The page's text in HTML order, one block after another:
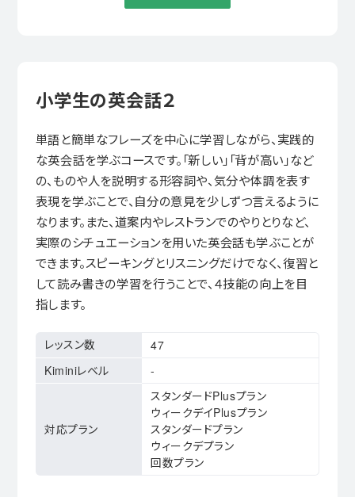
小学生の英会話２
単語と簡単なフレーズを中心に学習しながら、実践的
な英会話を学ぶコースです。「新しい」「背が高い」など
の、ものや人を説明する形容詞や、気分や体調を表す
表現を学ぶことで、自分の意見を少しずつ言えるように
なります。また、道案内やレストランでのやりとりなど、
実際のシチュエーションを用いた英会話も学ぶことが
できます。スピーキングとリスニングだけでなく、復習と
して読み書きの学習を行うことで、４技能の向上を目
指します。
レッスン数
47
Kiminiレベル
-
対応プラン
スタンダードPlusプラン
ウィークデイPlusプラン
スタンダードプラン
ウィークデプラン
回数プラン